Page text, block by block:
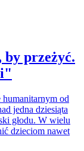
by przeżyć.
humanitarnym od
jedna dziesiąta
głodu. W wielu
dzieciom nawet